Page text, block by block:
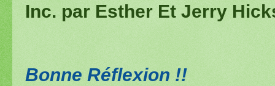
Inc. par Esther Et Jerry
Bonne Réflexion !!